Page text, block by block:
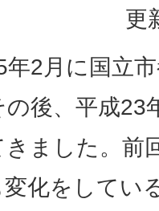
更
2月に国立
後、平成23
きました。前
化をしてい